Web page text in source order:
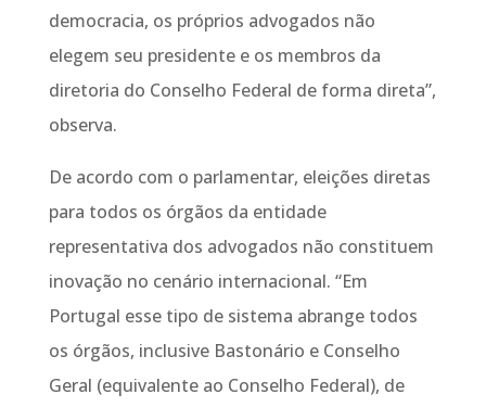
democracia, os próprios advogados não
elegem seu presidente e os membros da
diretoria do Conselho Federal de forma direta”,
observa.
De acordo com o parlamentar, eleições diretas
para todos os órgãos da entidade
representativa dos advogados não constituem
inovação no cenário internacional. “Em
Portugal esse tipo de sistema abrange todos
os órgãos, inclusive Bastonário e Conselho
Geral (equivalente ao Conselho Federal), de